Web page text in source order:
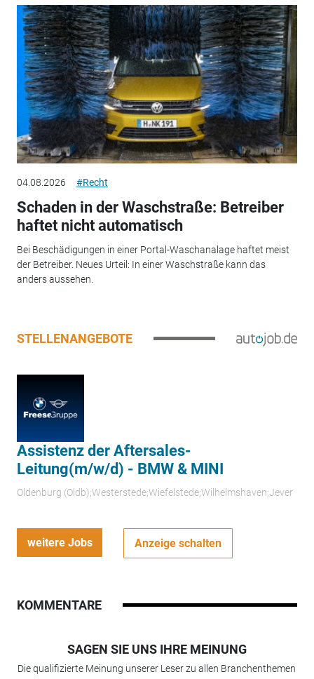
04.08.2026 #Recht
Schaden in der Waschstraße: Betreiber
haftet nicht automatisch
Bei Beschädigungen in einer Portal-Waschanalage haftet meist
der Betreiber. Neues Urteil: In einer Waschstraße kann das
anders aussehen.
STELLENANGEBOTE
Assistenz der Aftersales-
Leitung(m/w/d) - BMW & MINI
Oldenburg (Oldb);Westerstede;Wiefelstede;Wilhelmshaven;Jever
weitere Jobs Anzeige schalten
KOMMENTARE
SAGEN SIE UNS IHRE MEINUNG
Die qualifizierte Meinung unserer Leser zu allen Branchenthemen